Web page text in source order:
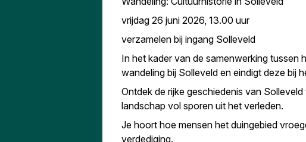
vrijdag 26 juni 2026, 13.00 uur
verzamelen bij ingang Solleveld
In het kader van de samenwerking tussen
wandeling bij Solleveld en eindigt deze bij
Ontdek de rijke geschiedenis van
landschap vol sporen uit het verleden.
Je hoort hoe mensen het duingebied
verdediging.